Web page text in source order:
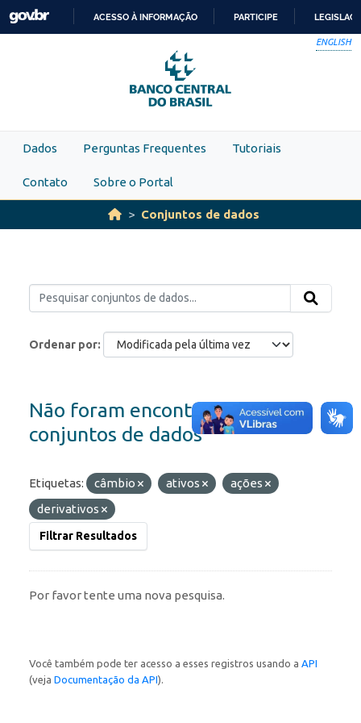
Skip to main content
PARA
O
CONTEÚDO
ACESSO À INFORMAÇÃO PARTICIPE
ENGLISH
Dados Perguntas Frequentes Tutoriais
Contato Sobre o Portal
Conjuntos de dados
Ordenar por
Não foram encontrados
conjuntos de dados
Etiquetas: câmbio ativos
ações
derivativos
Filtrar Resultados
Por favor tente uma nova pesquisa.
Você também pode ter acesso a esses registros usando a API
(veja Documentação da API).